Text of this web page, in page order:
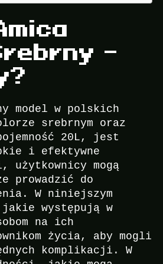
–
model w polskich
srebrnym oraz
20L, jest
i efektywne
użytkownicy mogą
prowadzić do
W niniejszym
występują w
na ich
życia, aby mogli
komplikacji. W